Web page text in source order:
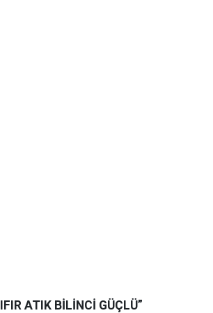
ATIK BİLİNCİ GÜÇLÜ”